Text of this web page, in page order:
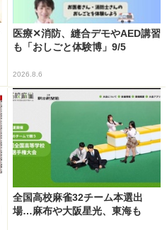
医療✕消防、縫合デモやAED講習
も「おしごと体験博」9/5
2026.8.6
全国高校麻雀32チーム本選出
場…麻布や大阪星光、東海も